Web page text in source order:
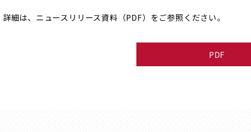
詳細は、ニュースリリース資料（PDF）をご参照ください。
PDF